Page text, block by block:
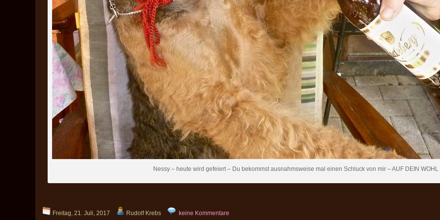
Nessy – heute wird gefeiert – Du bekommst ausnahmsweise mal einen Schluck von mir – AUF DEIN WOHL
Freitag, 21. Juli, 2017 Rudolf Krebs keine Kommentare